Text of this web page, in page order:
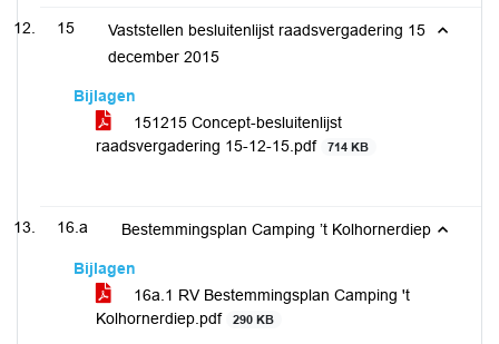
15
Vaststellen besluitenlijst raadsvergadering 15
december 2015
Bijlagen
151215 Concept-besluitenlijst
raadsvergadering 15-12-15.pdf
714 KB
16.a Bestemmingsplan Camping ’t Kolhornerdiep
Bijlagen
16a.1 RV Bestemmingsplan Camping 't
Kolhornerdiep.pdf
290 KB